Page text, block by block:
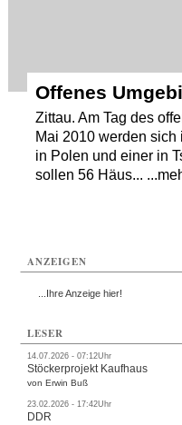
Offenes
Zittau. Am Tag des
Mai 2010 werden
in Polen und einer in
sollen 56 Häus...
ANZEIGEN
...Ihre Anzeige hier!
LESER
14.07.2026 - 07:12Uhr
Stöckerprojekt Kaufhaus
von Erwin Buß
23.02.2026 - 17:42Uhr
DDR